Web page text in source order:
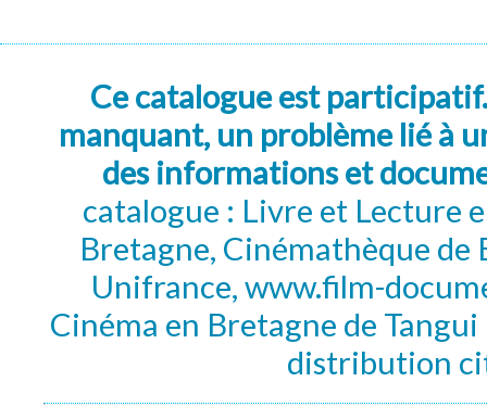
Ce catalogue est
manquant, un problème lié à
des informations et
catalogue : Livre et Lecture
Bretagne, Cinémathèque de
Unifrance, www.film-
Cinéma en Bretagne de
distribution